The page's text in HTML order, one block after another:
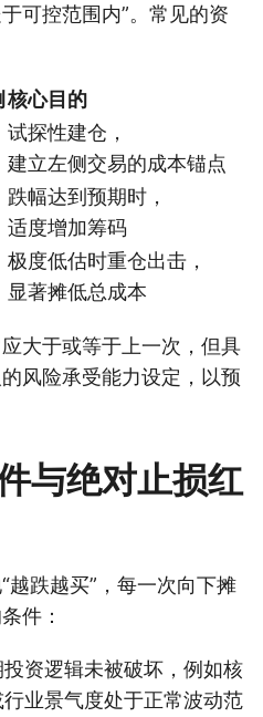
可控范围内”。常见的资
核心目的
试探性建仓，
建立左侧交易的成本锚点
跌幅达到预期时，
适度增加筹码
极度低估时重仓出击，
显著摊低总成本
大于或等于上一次，但具
风险承受能力设定，以预
与绝对止损红
越跌越买”，每一次向下摊
件：
资逻辑未被破坏，例如核
业景气度处于正常波动范